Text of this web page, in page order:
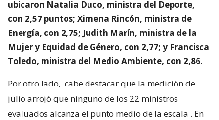
ubicaron Natalia Duco, ministra del Deporte,
con 2,57 puntos; Ximena Rincón, ministra de
Energía, con 2,75; Judith Marín, ministra de la
Mujer y Equidad de Género, con 2,77; y Francisca
Toledo, ministra del Medio Ambiente, con 2,86.
Por otro lado, cabe destacar que la medición de
julio arrojó que ninguno de los 22 ministros
evaluados alcanza el punto medio de la escala . En